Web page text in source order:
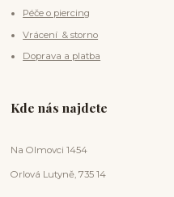
Péče o piercing
Vrácení & storno
Doprava a platba
Kde nás najdete
Na Olmovci 1454
Orlová Lutyně, 735 14